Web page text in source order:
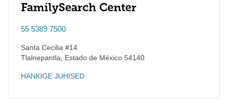
FamilySearch Center
55 5389 7500
Santa Cecilia #14
Tlalnepantla
Estado de México 54140
HANKIGE JUHISED